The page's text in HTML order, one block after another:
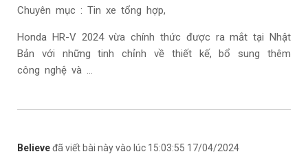
Chuyên mục : Tin xe tổng hợp,
Honda HR-V 2024 vừa chính thức được ra mắt tại Nhật
Bản với những tinh chỉnh về thiết kế, bổ sung thêm
công nghệ và ...
Believeđã viết bài này vào lúc 15:03:55 17/04/2024